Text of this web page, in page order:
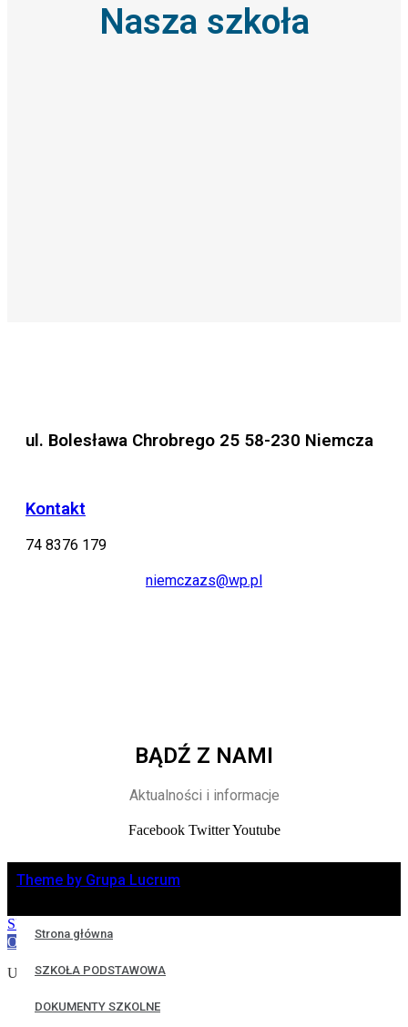
Nasza szkoła
ul. Bolesława Chrobrego 25 58-230 Niemcza
Kontakt
74 8376 179
niemczazs@wp.pl
BĄDŹ Z NAMI
Aktualności i informacje
Facebook Twitter Youtube
Theme by Grupa Lucrum
Strona główna
SZKOŁA PODSTAWOWA
DOKUMENTY SZKOLNE
Skip to content
Open toolbar
Ułatwienia
Zwiększanie tekstu